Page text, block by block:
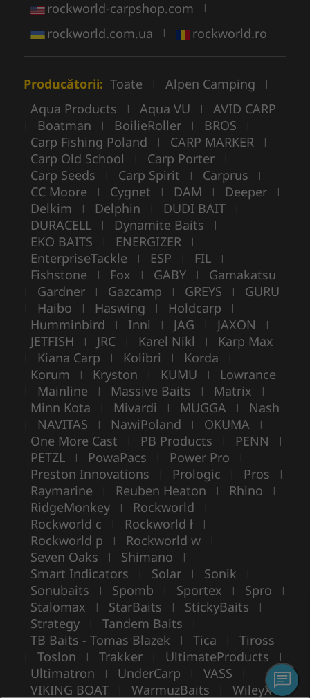
rockworld-carpshop.com |
rockworld.com.ua | rockworld.ro
Producătorii: Toate | Alpen Camping |
Aqua Products | Aqua VU | AVID CARP
| Boatman | BoilieRoller | BROS |
Carp Fishing Poland | CARP MARKER |
Carp Old School | Carp Porter |
Carp Seeds | Carp Spirit | Carprus |
CC Moore | Cygnet | DAM | Deeper |
Delkim | Delphin | DUDI BAIT |
DURACELL | Dynamite Baits |
EKO BAITS | ENERGIZER |
EnterpriseTackle | ESP | FIL |
Fishstone | Fox | GABY | Gamakatsu
| Gardner | Gazcamp | GREYS | GURU
| Haibo | Haswing | Holdcarp |
Humminbird | Inni | JAG | JAXON |
JETFISH | JRC | Karel Nikl | Karp Max
| Kiana Carp | Kolibri | Korda |
Korum | Kryston | KUMU | Lowrance
| Mainline | Massive Baits | Matrix |
Minn Kota | Mivardi | MUGGA | Nash
| NAVITAS | NawiPoland | OKUMA |
One More Cast | PB Products | PENN |
PETZL | PowaPacs | Power Pro |
Preston Innovations | Prologic | Pros |
Raymarine | Reuben Heaton | Rhino |
RidgeMonkey | Rockworld |
Rockworld c | Rockworld ł |
Rockworld p | Rockworld w |
Seven Oaks | Shimano |
Smart Indicators | Solar | Sonik |
Sonubaits | Spomb | Sportex | Spro |
Stalomax | StarBaits | StickyBaits |
Strategy | Tandem Baits |
TB Baits - Tomas Blazek | Tica | Tiross
| Toslon | Trakker | UltimateProducts |
Ultimatron | UnderCarp | VASS |
VIKING BOAT | WarmuzBaits | WileyX